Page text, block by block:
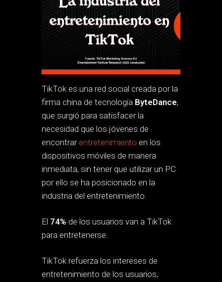
TikTok es una red social creada por la
firma china de tecnología ByteDance,
que surgió para satisfacer la
necesidad que los jóvenes de
encontrar entretenimiento en los
dispositivos móviles de manera
inmediata, sin tener que utilizar un PC
por ello se ha posicionado en la
industria del entretenimiento.
El 74% de los usuarios van a TikTok
para entretenerse.
TikTok refuerza los intereses de
entretenimiento de los usuarios,